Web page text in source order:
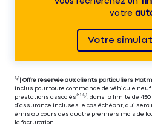
votre
Votre
⁽⁴⁾| Offre réservée aux clients particuliers
inclus pour toute commande de véhicule neuf
prestations associés⁽³⁾ ⁽⁵⁾, dans la limite de 450
d’assurance incluses le cas échéant, qui sera
émis au cours des quatre premiers mois de
la facturation.